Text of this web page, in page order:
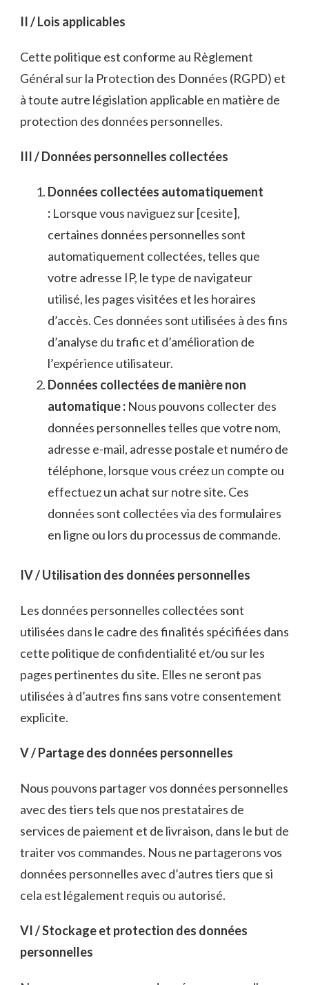
II / Lois applicables
Cette politique est conforme au Règlement
Général sur la Protection des Données (RGPD) et
à toute autre législation applicable en matière de
protection des données personnelles.
III / Données personnelles collectées
Données collectées automatiquement
: Lorsque vous naviguez sur [cesite],
certaines données personnelles sont
automatiquement collectées, telles que
votre adresse IP, le type de navigateur
utilisé, les pages visitées et les horaires
d’accès. Ces données sont utilisées à des fins
d’analyse du trafic et d’amélioration de
l’expérience utilisateur.
Données collectées de manière non
automatique : Nous pouvons collecter des
données personnelles telles que votre nom,
adresse e-mail, adresse postale et numéro de
téléphone, lorsque vous créez un compte ou
effectuez un achat sur notre site. Ces
données sont collectées via des formulaires
en ligne ou lors du processus de commande.
IV / Utilisation des données personnelles
Les données personnelles collectées sont
utilisées dans le cadre des finalités spécifiées dans
cette politique de confidentialité et/ou sur les
pages pertinentes du site. Elles ne seront pas
utilisées à d’autres fins sans votre consentement
explicite.
V / Partage des données personnelles
Nous pouvons partager vos données personnelles
avec des tiers tels que nos prestataires de
services de paiement et de livraison, dans le but de
traiter vos commandes. Nous ne partagerons vos
données personnelles avec d’autres tiers que si
cela est légalement requis ou autorisé.
VI / Stockage et protection des données
personnelles